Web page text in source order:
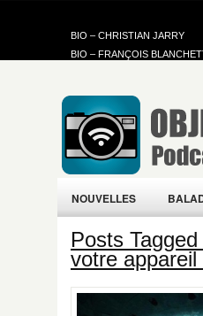
BIO – CHRISTIAN JARRY
BIO – FRANÇOIS
NOUVELLES
Posts
votre appareil